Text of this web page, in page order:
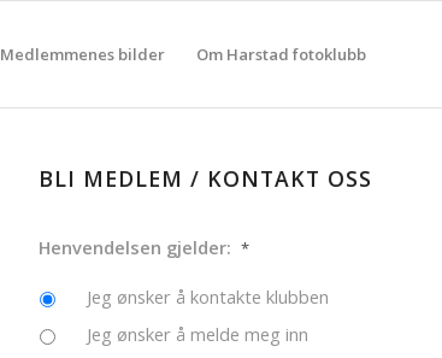
Medlemmenes bilder Om Harstad fotoklubb
BLI MEDLEM / KONTAKT OSS
Henvendelsen gjelder: *
Jeg ønsker å kontakte klubben
Jeg ønsker å melde meg inn